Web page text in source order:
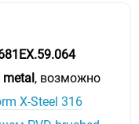
metal, возможно
X-Steel 316